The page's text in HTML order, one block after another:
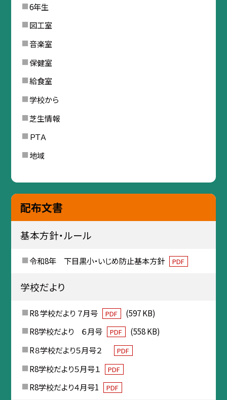
6年生
図工室
音楽室
保健室
給食室
学校から
芝生情報
ＰＴＡ
地域
配布文書
基本方針・ルール
令和8年 下目黒小・いじめ防止基本方針 PDF
学校だより
R8 学校だより ７月号 PDF
(597 KB)
R8学校だより ６月号
PDF
(558 KB)
R８学校だより５月号２
PDF
R8学校だより５月号１ PDF
R8学校だより４月号1 PDF